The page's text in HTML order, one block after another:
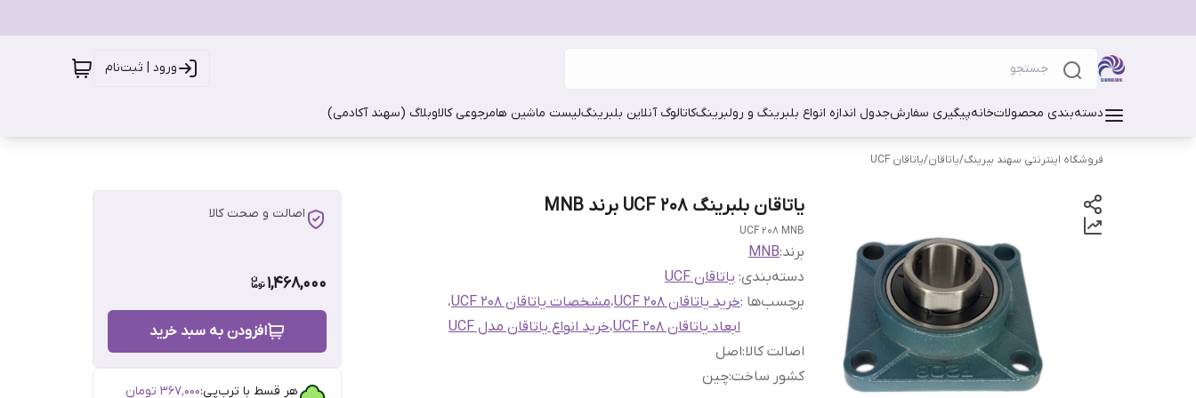
ورود | ثبت‌نام
دسته‌بندی محصولاتخانهپیگیری سفارشجدول اندازه انواع بلبرینگ و رولبرینگکاتالوگ آنلاین بلبرینگلیست ماشین هامرجوعی کالاوبلاگ (سهند آکادمی)
فروشگاه اینترنتی سهند بیرینگ/یاتاقان/یاتاقان UCF
یاتاقان بلبرینگ UCF 208 برند MNB
UCF 208 MNB
برند:MNB
دسته‌بندی: یاتاقان UCF
برچسب‌ها :خرید یاتاقان UCF 208 ،مشخصات یاتاقان UCF 208
،
ابعاد یاتاقان UCF 208
،خرید انواع یاتاقان مدل UCF
اصالت کالا:اصل
کشور ساخت:چین
اصالت و صحت کالا
1,468,000
افزودن به سبد خرید
هر قسط با ترب‌پی:۳۶۷٬۰۰۰ تومان